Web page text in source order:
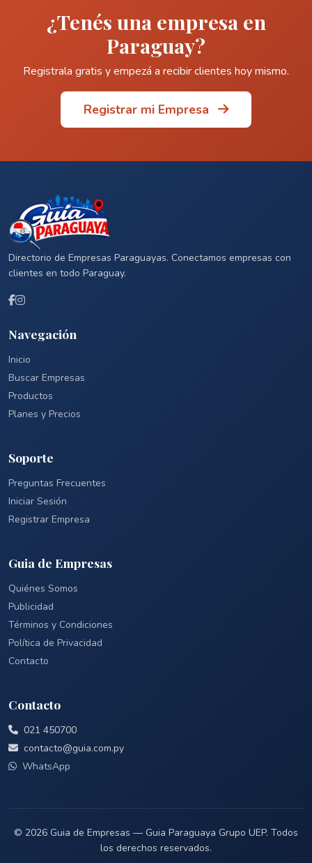
¿Tenés una empresa en
Paraguay?
Registrala gratis y empezá a recibir clientes hoy mismo.
Registrar mi Empresa
Directorio de Empresas Paraguayas. Conectamos empresas con
clientes en todo Paraguay.
Navegación
Inicio
Buscar Empresas
Productos
Planes y Precios
Soporte
Preguntas Frecuentes
Iniciar Sesión
Registrar Empresa
Guia de Empresas
Quiénes Somos
Publicidad
Términos y Condiciones
Política de Privacidad
Contacto
Contacto
021 450700
contacto@guia.com.py
WhatsApp
© 2026 Guia de Empresas — Guia Paraguaya Grupo UEP. Todos
los derechos reservados.